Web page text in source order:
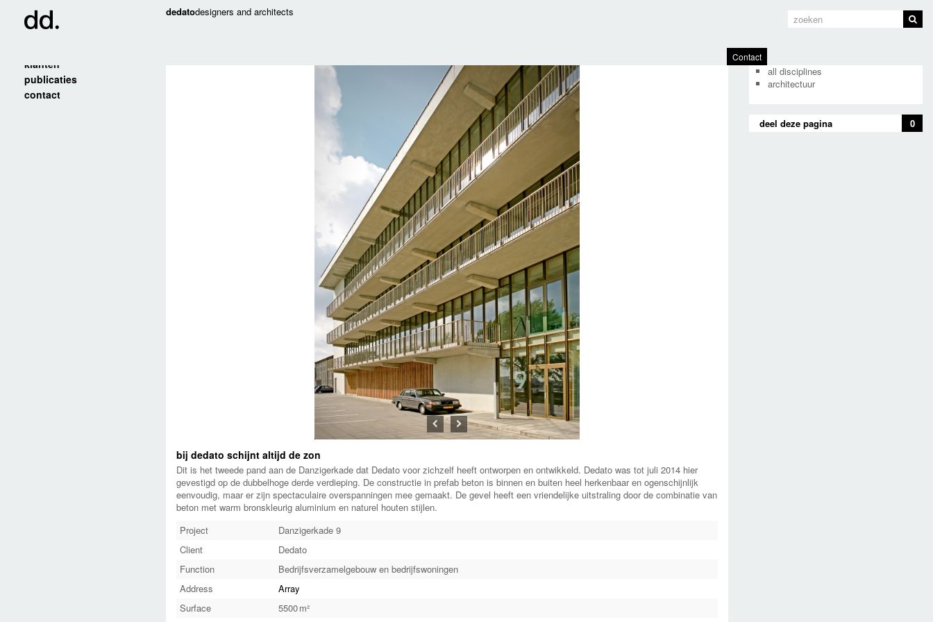
dedatodesigners and architects
Contact
klanten
publicaties
contact
Previous
Next
bij dedato schijnt altijd de zon
Dit is het tweede pand aan de Danzigerkade dat Dedato voor zichzelf heeft ontworpen en ontwikkeld. Dedato was tot juli 2014 hier
gevestigd op de dubbelhoge derde verdieping. De constructie in prefab beton is binnen en buiten heel herkenbaar en ogenschijnlijk
eenvoudig, maar er zijn spectaculaire overspanningen mee gemaakt. De gevel heeft een vriendelijke uitstraling door de combinatie van
beton met warm bronskleurig aluminium en naturel houten stijlen.
Project
Danzigerkade 9
Client
Dedato
Function
Bedrijfsverzamelgebouw en bedrijfswoningen
Address
Array
Surface
5500
other projects for dedato
all disciplines
architectuur
deel deze pagina 0